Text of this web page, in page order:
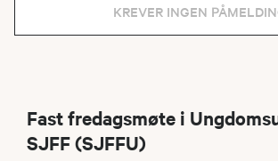
KREVER INGEN
Fast fredagsmøte i
SJFF (SJFFU)